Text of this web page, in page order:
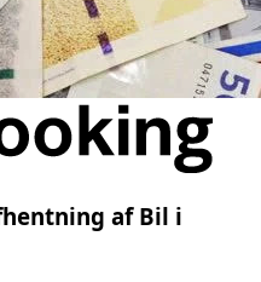
af Bil i